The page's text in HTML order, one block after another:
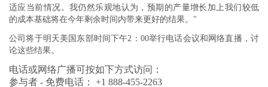
适应当前情况。我仍然乐观地认为，预期的产量增长加上我们较低
的成本基础将在今年剩余时间内带来更好的结果 。 "
公司将于明天美国东部时间下午2：00举行电话会议和网络直播，讨
论这些结果。
电话或网络广播可按如下方式访问：
参与者 - 免费电话： +1 888-455-2263